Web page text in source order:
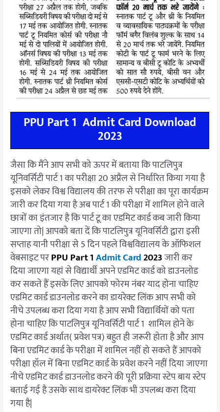
PPU Part 1 Admit Card Download
2023
जैसा कि मैंने आप सभी को ऊपर में बताया कि पाटलिपुत्र
यूनिवर्सिटी पार्ट 1 का परीक्षा 20 अप्रैल से निर्धारित किया गया है
इसको लेकर विश्व विद्यालय की तरफ से परीक्षा का पूरा कार्यक्रम
जारी कर दिया गया है अब पार्ट 1 की परीक्षा में शामिल होने वाले
छात्रों का इंतजार है कि पार्ट टू का एडमिट कार्ड कब जारी किया
जाएगा तो| आपको बता दें कि पाटलिपुत्र यूनिवर्सिटी द्वारा इसी
सप्ताह यानी परीक्षा से 5 दिन पहले विश्वविद्यालय के ऑफिशल
वेबसाइट परPPU Part 1Admit Card2023जारी कर
दिया जाएगा यहां से विद्यार्थी अपने एडमिट कार्ड को डाउनलोड
कर सकते हैं इसके लिए आपको फोरम नंबर याद होना चाहिए
एडमिट कार्ड डाउनलोड करने का डायरेक्ट लिंक आप सभी को
नीचे उपलब्ध करा दिया गया है आप सभी विद्यार्थियों को पता
होना चाहिए कि पाटलिपुत्र यूनिवर्सिटी पार्ट 1 शामिल होने के
एडमिट कार्ड अर्थात( प्रवेश पत्र) बहुत ही जरूरी होता है और आप
बिना एडमिट कार्ड के परीक्षा में शामिल नहीं हो सकते हैं आपको
परीक्षा हॉल में बिना एडमिट कार्ड के प्रवेश करने नहीं दिया जाएगा
नीचे एडमिट कार्ड डाउनलोड करने की पूरी प्रक्रिया स्टेप बाय स्टेप
बताई गई है उसके साथ डायरेक्ट लिंक भी उपलब्ध करा दिया
गया है|